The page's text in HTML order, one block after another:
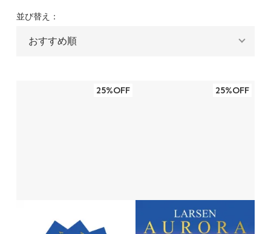
並び替え：
25%OFF 25%OFF